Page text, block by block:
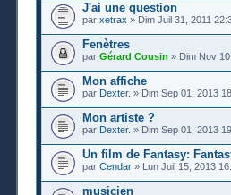
J'ai une question
par xetrax » Dim Juil 31, 2011
Fenètres
par Gérard Cousin » Dim Nov
Mon affiche
par Dexter. » Dim Sep 01, 2013
Mon artiste ?
par Dexter. » Dim Sep 01, 2013
Un film de Fantasy:
par Cendar » Lun Juil 15, 2013
musicien